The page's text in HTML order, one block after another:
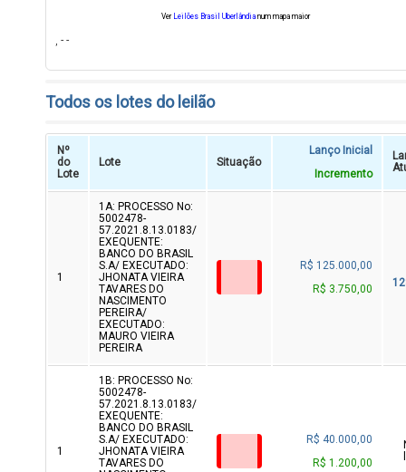
Ver Leilões Brasil Uberlândia num mapa maior
, - -
Todos os lotes do leilão
Nº
do
Lote
Lote Situação
Lanço Inicial
Incremento
1
1A: PROCESSO No:
5002478-
57.2021.8.13.0183/
EXEQUENTE:
BANCO DO BRASIL
S.A/ EXECUTADO:
JHONATA VIEIRA
TAVARES DO
NASCIMENTO
PEREIRA/
EXECUTADO:
MAURO VIEIRA
PEREIRA
R$ 125.000,00
R$ 3.750,00
1
1B: PROCESSO No:
5002478-
57.2021.8.13.0183/
EXEQUENTE:
BANCO DO BRASIL
S.A/ EXECUTADO:
JHONATA VIEIRA
TAVARES DO
R$ 40.000,00
R$ 1.200,00